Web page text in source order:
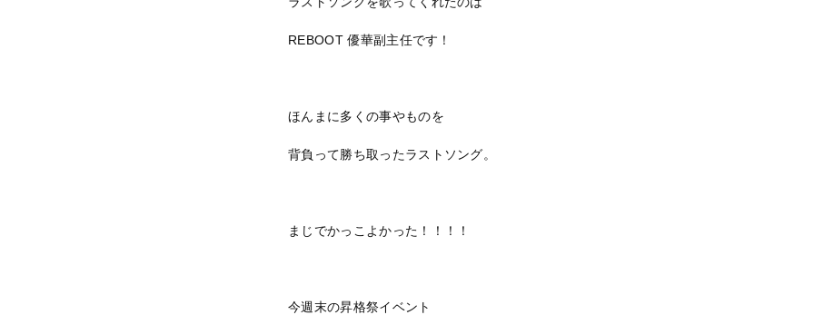
REBOOT 優華副主任です！
ほんまに多くの事やものを
背負って勝ち取ったラストソング。
まじでかっこよかった！！！！
今週末の昇格祭イベント